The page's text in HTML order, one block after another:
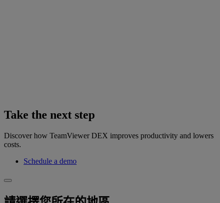
Take the next step
Discover how TeamViewer DEX improves productivity and lowers
costs.
Schedule a demo